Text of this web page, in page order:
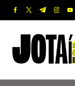
Saltar
contenido
facebook.com
twitter.com
t.me
o
t
revista
de
Informada